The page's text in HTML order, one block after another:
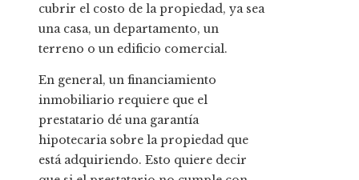
cubrir el costo de la propiedad, ya sea
una casa, un departamento, un
terreno o un edificio comercial.
En general, un financiamiento
inmobiliario requiere que el
prestatario dé una garantía
hipotecaria sobre la propiedad que
está adquiriendo. Esto quiere decir